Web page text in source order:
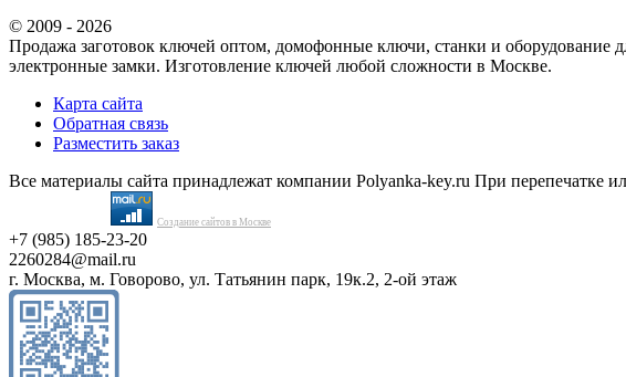
© 2009 - 2026
Продажа заготовок ключей оптом, домофонные ключи, станки и оборудование
электронные замки. Изготовление ключей любой сложности в Москве.
Карта сайта
Обратная связь
Разместить заказ
Все материалы сайта принадлежат компании Polyanka-key.ru При перепечатке
Создание сайтов в Москве
+7 (985) 185-23-20
2260284@mail.ru
г. Москва, м. Говорово, ул. Татьянин парк, 19к.2, 2-ой этаж